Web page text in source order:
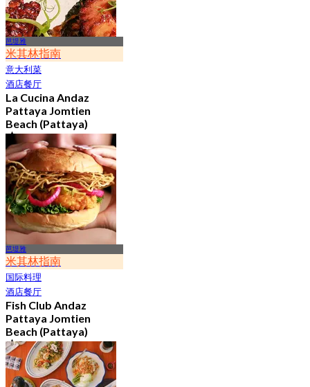
芭堤雅
米其林指南
意大利菜
酒店餐厅
La Cucina Andaz
Pattaya Jomtien
Beach (Pattaya)
4.8
329 已预订
起฿ 895
芭堤雅
米其林指南
国际料理
酒店餐厅
Fish Club Andaz
Pattaya Jomtien
Beach (Pattaya)
4.8
229 已预订
起฿ 972.5